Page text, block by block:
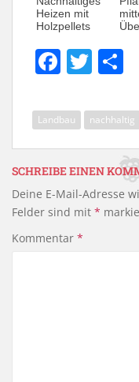
Heizen mit
Holzpellets
F
a
c
e
b
o
o
k
T
w
itt
er n
Landbau nachhaltig
SCHREIBE EINEN
Deine E-Mail-Adresse
Felder sind mit *
Kommentar *